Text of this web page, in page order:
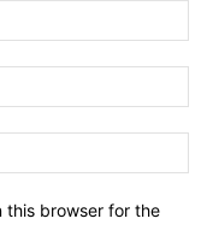
this browser for the